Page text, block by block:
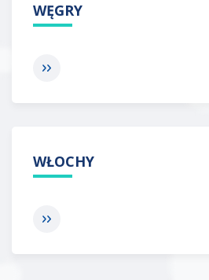
WĘGRY
WŁOCHY